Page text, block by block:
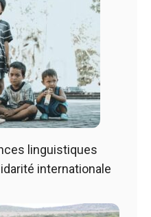
linguistiques
internationale